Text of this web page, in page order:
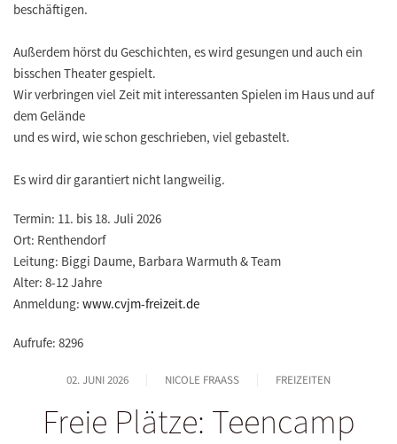
beschäftigen.
Außerdem hörst du Geschichten, es wird gesungen und auch ein
bisschen Theater gespielt.
Wir verbringen viel Zeit mit interessanten Spielen im Haus und auf
dem Gelände
und es wird, wie schon geschrieben, viel gebastelt.
Es wird dir garantiert nicht langweilig.
Termin: 11. bis 18. Juli 2026
Ort: Renthendorf
Leitung: Biggi Daume, Barbara Warmuth & Team
Alter: 8-12 Jahre
Anmeldung: www.cvjm-freizeit.de
Aufrufe: 8296
02. JUNI 2026 NICOLE FRAASS FREIZEITEN
Freie Plätze: Teencamp